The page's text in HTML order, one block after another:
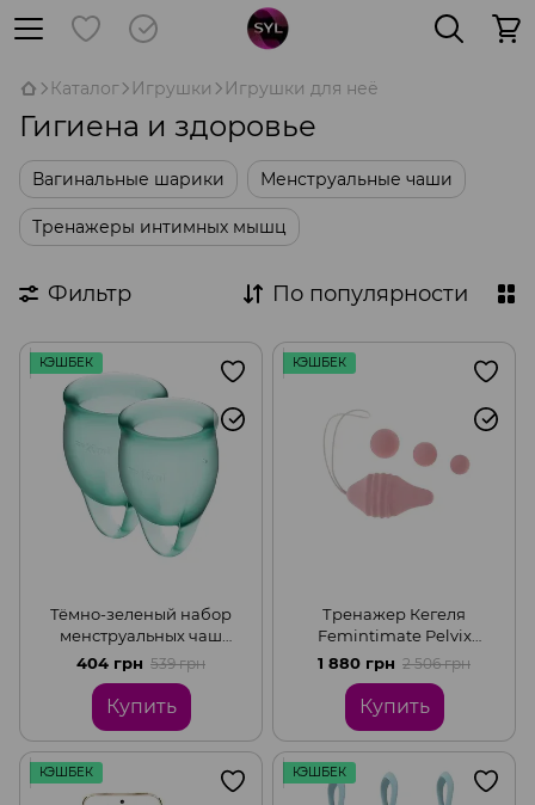
Каталог Игрушки Игрушки для неё
Гигиена и здоровье
Вагинальные шарики Менструальные чаши
Тренажеры интимных мышц
Фильтр По популярности
КЭШБЕК
Тёмно-зеленый набор
менструальных чаш
Satisfyer Feel Confident
404 грн 539 грн
Купить
КЭШБЕК
Тренажер Кегеля
Femintimate Pelvix
Concept с набором грузов,
правильный
1 880 грн 2 506 грн
Купить
КЭШБЕК КЭШБЕК